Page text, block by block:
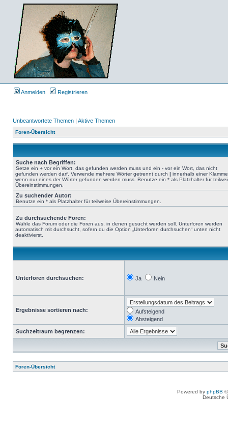
Anmelden Registrieren
Unbeantwortete Themen | Aktive Themen
Foren-Übersicht
Suche nach Begriffen:
Setze ein + vor ein Wort, das gefunden werden muss und ein - vor ein Wort, das nicht
gefunden werden darf. Verwende mehrere Wörter getrennt durch | innerhalb einer
wenn nur eines der Wörter gefunden werden muss. Benutze ein * als Platzhalter für
Übereinstimmungen.
Zu suchender Autor:
Benutze ein * als Platzhalter für teilweise Übereinstimmungen.
Zu durchsuchende Foren:
Wähle das Forum oder die Foren aus, in denen gesucht werden soll. Unterforen werden
automatisch mit durchsucht, sofern du die Option „Unterforen durchsuchen“ unten nicht
deaktivierst.
Unterforen durchsuchen: Ja Nein
Ergebnisse sortieren nach:
Aufsteigend
Absteigend
Suchzeitraum begrenzen:
Foren-Übersicht
Powered by phpBB
Deutsche